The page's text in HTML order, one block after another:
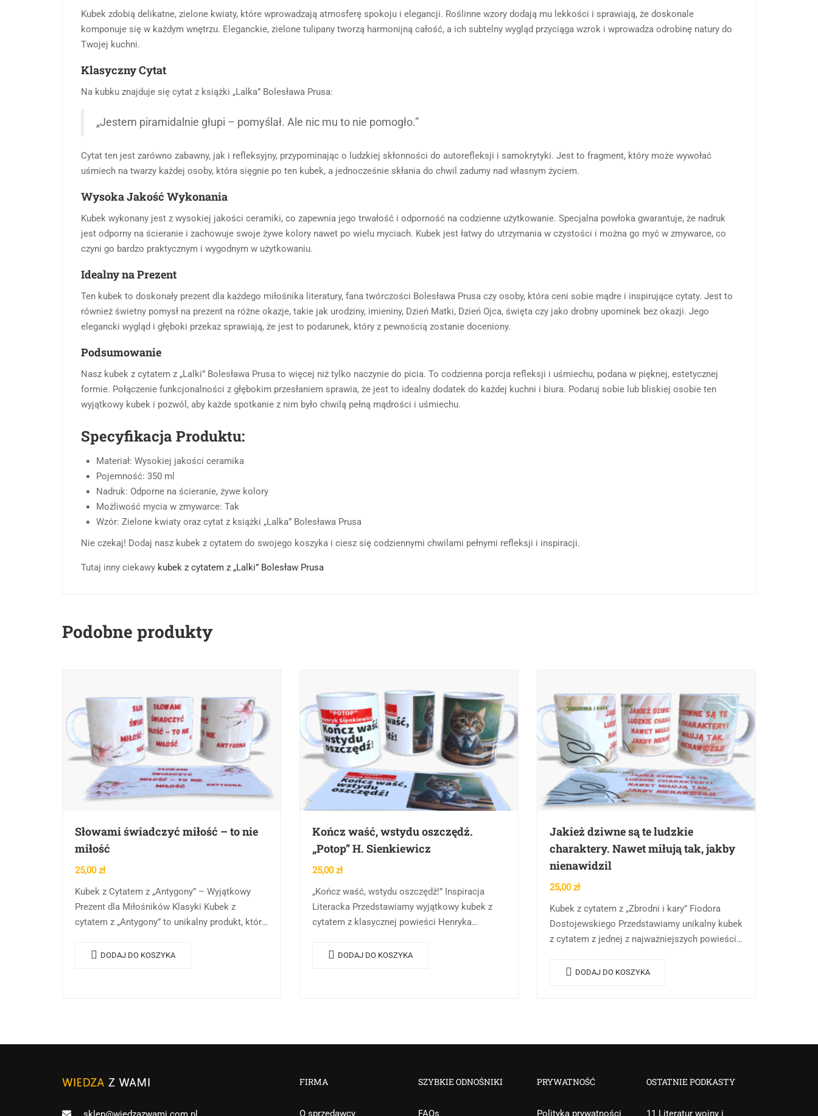
Kubek zdobią delikatne, zielone kwiaty, które wprowadzają atmosferę spokoju i elegancji. Roślinne wzory dodają mu lekkości i sprawiają, że doskonale
komponuje się w każdym wnętrzu. Eleganckie, zielone tulipany tworzą harmonijną całość, a ich subtelny wygląd przyciąga wzrok i wprowadza odrobinę natury do
Twojej kuchni.
Klasyczny Cytat
Na kubku znajduje się cytat z książki „Lalka” Bolesława Prusa:
„Jestem piramidalnie głupi – pomyślał. Ale nic mu to nie pomogło.”
Cytat ten jest zarówno zabawny, jak i refleksyjny, przypominając o ludzkiej skłonności do autorefleksji i samokrytyki. Jest to fragment, który może wywołać
uśmiech na twarzy każdej osoby, która sięgnie po ten kubek, a jednocześnie skłania do chwil zadumy nad własnym życiem.
Wysoka Jakość Wykonania
Kubek wykonany jest z wysokiej jakości ceramiki, co zapewnia jego trwałość i odporność na codzienne użytkowanie. Specjalna powłoka gwarantuje, że nadruk
jest odporny na ścieranie i zachowuje swoje żywe kolory nawet po wielu myciach. Kubek jest łatwy do utrzymania w czystości i można go myć w zmywarce, co
czyni go bardzo praktycznym i wygodnym w użytkowaniu.
Idealny na Prezent
Ten kubek to doskonały prezent dla każdego miłośnika literatury, fana twórczości Bolesława Prusa czy osoby, która ceni sobie mądre i inspirujące cytaty. Jest to
również świetny pomysł na prezent na różne okazje, takie jak urodziny, imieniny, Dzień Matki, Dzień Ojca, święta czy jako drobny upominek bez okazji. Jego
elegancki wygląd i głęboki przekaz sprawiają, że jest to podarunek, który z pewnością zostanie doceniony.
Podsumowanie
Nasz kubek z cytatem z „Lalki” Bolesława Prusa to więcej niż tylko naczynie do picia. To codzienna porcja refleksji i uśmiechu, podana w pięknej, estetycznej
formie. Połączenie funkcjonalności z głębokim przesłaniem sprawia, że jest to idealny dodatek do każdej kuchni i biura. Podaruj sobie lub bliskiej osobie ten
wyjątkowy kubek i pozwól, aby każde spotkanie z nim było chwilą pełną mądrości i uśmiechu.
Specyfikacja Produktu:
Materiał: Wysokiej jakości ceramika
Pojemność: 350 ml
Nadruk: Odporne na ścieranie, żywe kolory
Możliwość mycia w zmywarce: Tak
Wzór: Zielone kwiaty oraz cytat z książki „Lalka” Bolesława Prusa
Nie czekaj! Dodaj nasz kubek z cytatem do swojego koszyka i ciesz się codziennymi chwilami pełnymi refleksji i inspiracji.
Tutaj inny ciekawy kubek z cytatem z „Lalki” Bolesław Prusa
Podobne produkty
Słowami świadczyć miłość – to nie
miłość
25,00zł
Kubek z Cytatem z „Antygony” – Wyjątkowy
Prezent dla Miłośników Klasyki Kubek z
cytatem z „Antygony” to unikalny produkt, który
głębokie przesłanie. Idealny…
DODAJ DO KOSZYKA
Kończ waść, wstydu oszczędź.
„Potop” H. Sienkiewicz
25,00zł
„Kończ waść, wstydu oszczędź!” Inspiracja
Literacka Przedstawiamy wyjątkowy kubek z
cytatem z klasycznej powieści Henryka
oszczędź!”. Ten słynny cytat stał się częścią
DODAJ DO KOSZYKA
Jakież dziwne są te ludzkie
charaktery. Nawet miłują tak, jakby
nienawidzil
25,00zł
Kubek z cytatem z „Zbrodni i kary” Fiodora
Dostojewskiego Przedstawiamy unikalny kubek
z cytatem z jednej z najważniejszych powieści
Dostojewskiego. Ten elegancki…
DODAJ DO KOSZYKA
FIRMA SZYBKIE ODNOŚNIKI PRYWATNOŚĆ OSTATNIE PODKASTY